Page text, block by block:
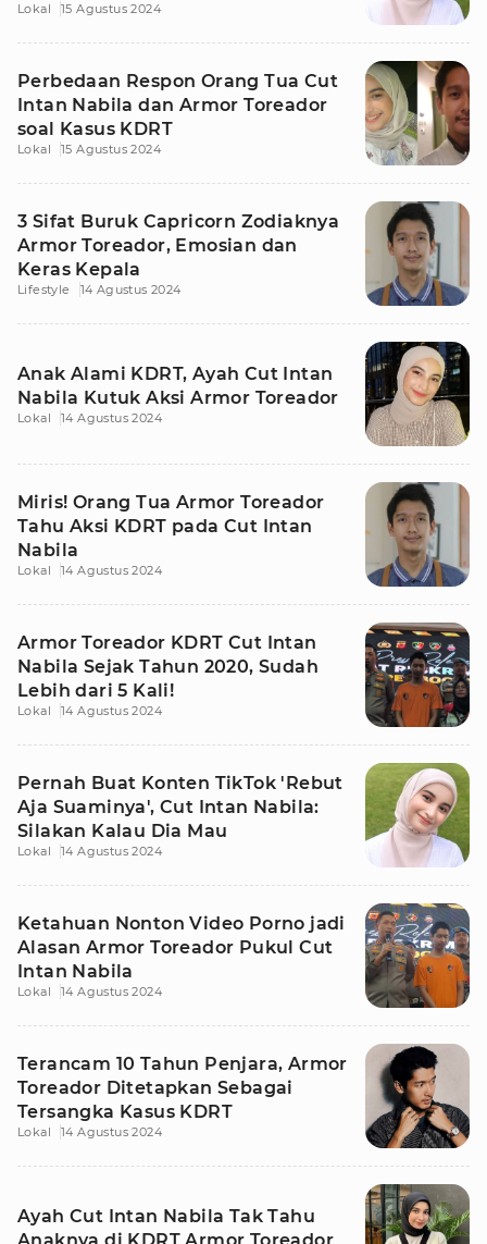
Lokal 15 Agustus 2024
Perbedaan Respon Orang Tua Cut
Intan Nabila dan Armor Toreador
soal Kasus KDRT
Lokal 15 Agustus 2024
3 Sifat Buruk Capricorn Zodiaknya
Armor Toreador, Emosian dan
Keras Kepala
Lifestyle 14 Agustus 2024
Anak Alami KDRT, Ayah Cut Intan
Nabila Kutuk Aksi Armor Toreador
Lokal 14 Agustus 2024
Miris! Orang Tua Armor Toreador
Tahu Aksi KDRT pada Cut Intan
Nabila
Lokal 14 Agustus 2024
Armor Toreador KDRT Cut Intan
Nabila Sejak Tahun 2020, Sudah
Lebih dari 5 Kali!
Lokal 14 Agustus 2024
Pernah Buat Konten TikTok 'Rebut
Aja Suaminya', Cut Intan Nabila:
Silakan Kalau Dia Mau
Lokal 14 Agustus 2024
Ketahuan Nonton Video Porno jadi
Alasan Armor Toreador Pukul Cut
Intan Nabila
Lokal 14 Agustus 2024
Terancam 10 Tahun Penjara, Armor
Toreador Ditetapkan Sebagai
Tersangka Kasus KDRT
Lokal 14 Agustus 2024
Ayah Cut Intan Nabila Tak Tahu